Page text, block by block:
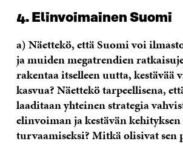
4. Elinvoimainen Suomi
a) Näettekö, että Suomi voi
ja muiden megatrendien
rakentaa itselleen uutta, kestävää
kasvua? Näettekö tarpeellisena,
laaditaan yhteinen strategia
elinvoiman ja kestävän
turvaamiseksi? Mitkä olisivat sen